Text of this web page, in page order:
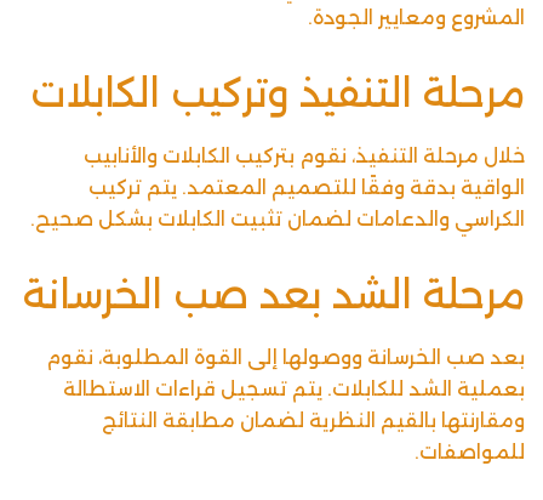
المشروع ومعايير الجودة.
مرحلة التنفيذ وتركيب الكابلات
خلال مرحلة التنفيذ، نقوم بتركيب الكابلات والأنابيب
الواقية بدقة وفقًا للتصميم المعتمد. يتم تركيب
الكراسي والدعامات لضمان تثبيت الكابلات بشكل صحيح.
مرحلة الشد بعد صب الخرسانة
بعد صب الخرسانة ووصولها إلى القوة المطلوبة، نقوم
بعملية الشد للكابلات. يتم تسجيل قراءات الاستطالة
ومقارنتها بالقيم النظرية لضمان مطابقة النتائج
للمواصفات.